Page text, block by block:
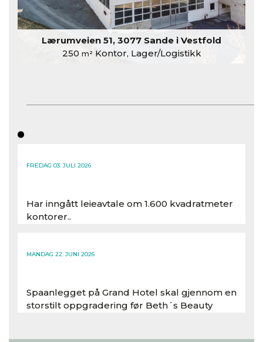
Lærumveien 51, 3077 Sande i Vestfold
250 m²Kontor, Lager/Logistikk
FREDAG 03. JULI 2026
Har inngått leieavtale om 1.600 kvadratmeter
kontorer..
MANDAG 22. JUNI 2026
Spaanlegget på Grand Hotel skal gjennom en
storstilt oppgradering før Beth´s Beauty